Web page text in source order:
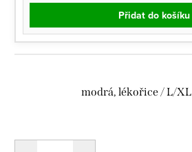
Přidat do košíku
modrá, lékořice / L/XL